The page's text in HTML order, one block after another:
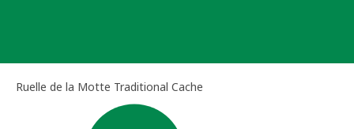
Ruelle de la Motte Traditional Cache